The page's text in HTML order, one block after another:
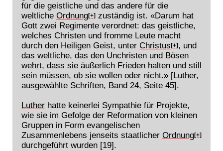
für die geistliche und das andere für die
weltliche Ordnung[+]zuständig ist. «Darum hat
Gott zwei Regimente verordnet: das geistliche,
welches Christen und fromme Leute macht
durch den Heiligen Geist, unter Christus [+], und
das weltliche, das den Unchristen und Bösen
wehrt, dass sie äußerlich Frieden halten und still
sein müssen, ob sie wollen oder nicht.» [Luther,
ausgewählte Schriften, Band 24, Seite 45].
Lutherhatte keinerlei Sympathie für Projekte,
wie sie im Gefolge der Reformation von kleinen
Gruppen in Form evangelischen
Zusammenlebens jenseits staatlicher Ordnung[+]
durchgeführt wurden [19].